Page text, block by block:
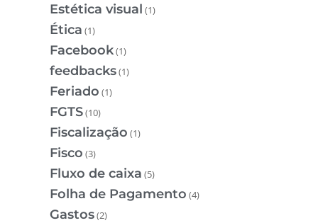
Estética visual (1)
Ética (1)
Facebook(1)
feedbacks(1)
Feriado (1)
FGTS(10)
Fiscalização (1)
Fisco (3)
Fluxo de caixa (5)
Folha de Pagamento (4)
Gastos(2)